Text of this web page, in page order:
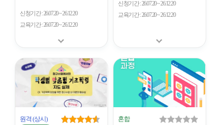
신청기간 26.07.20 ~ 26.12.20
교육기간 26.07.20 ~ 26.12.20
신청기간 26.07.20 ~ 26.12.20
교육기간 26.07.20 ~ 26.12.20
원격 (상시)
혼합